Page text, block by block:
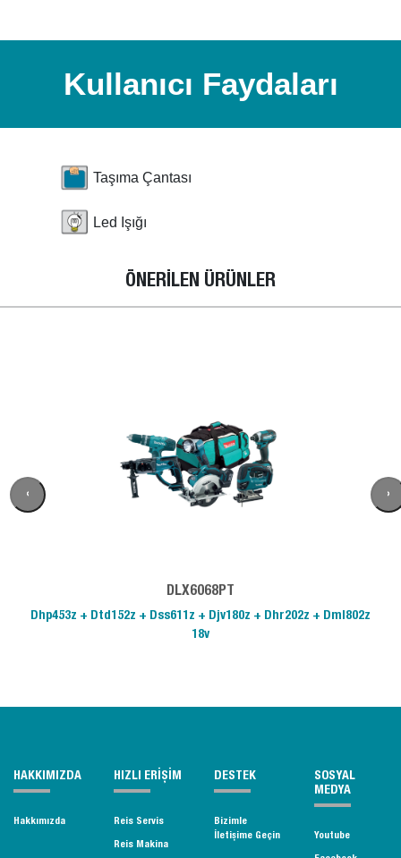
Kullanıcı Faydaları
Taşıma Çantası
Led Işığı
ÖNERİLEN ÜRÜNLER
DLX6068PT
Dhp453z + Dtd152z + Dss611z + Djv180z + Dhr202z + Dml802z
18v
‹ ›
HAKKIMIZDA
Hakkımızda
HIZLI ERİŞİM
Reis Servis
Reis Makina
DESTEK
Bizimle
İletişime Geçin
SOSYAL
MEDYA
Youtube